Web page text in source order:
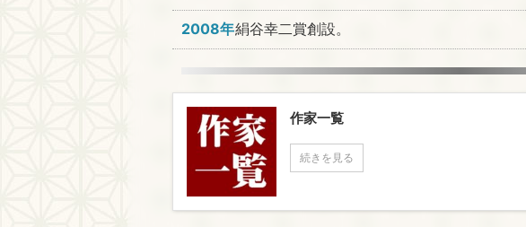
2008年絹谷幸二賞創設。
作家一覧
続きを見る